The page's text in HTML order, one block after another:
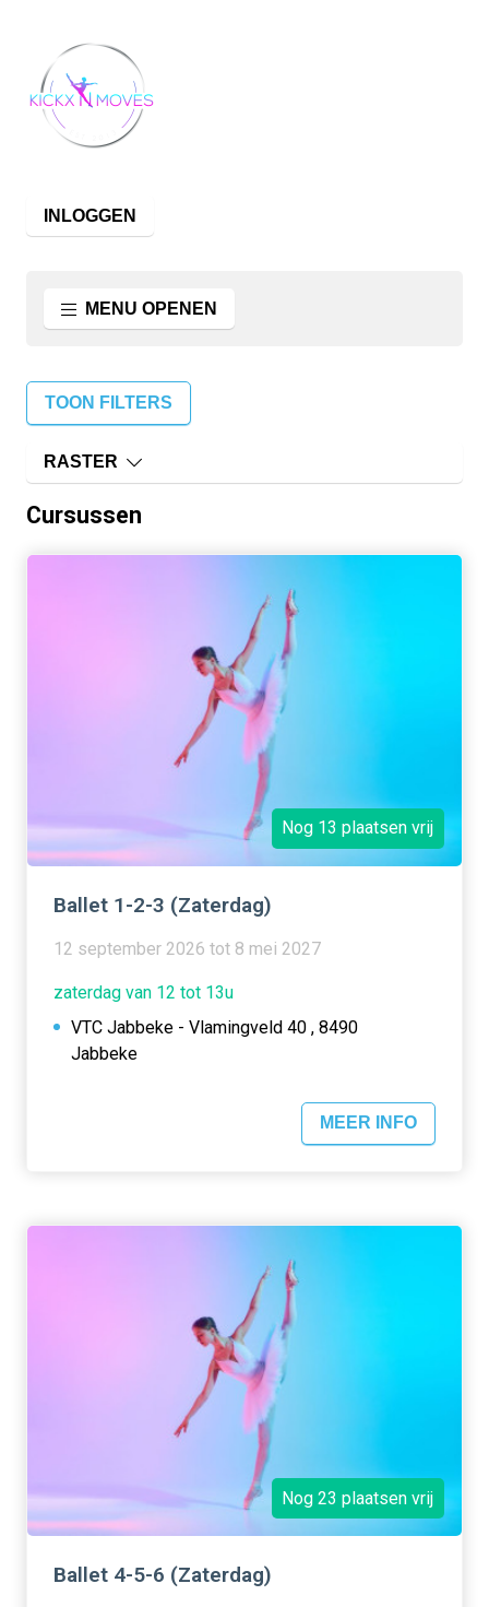
INLOGGEN
MENU OPENEN
TOON FILTERS
RASTER
Cursussen
Nog 13 plaatsen vrij
Ballet 1-2-3 (Zaterdag)
12 september 2026 tot 8 mei 2027
zaterdag van 12 tot 13u
VTC Jabbeke - Vlamingveld 40 , 8490
Jabbeke
MEER INFO
Nog 23 plaatsen vrij
Ballet 4-5-6 (Zaterdag)